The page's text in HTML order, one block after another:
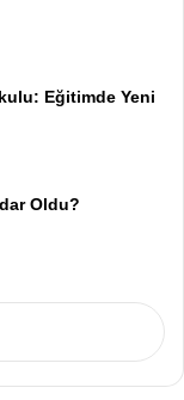
Eğitimde Yeni
Oldu?